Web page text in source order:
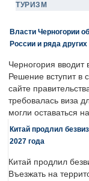
ТУРИЗМ
Власти Черногории
России и ряда
Черногория вводит
Решение вступит в
сайте
требовалась виза
могли оставаться
Китай продлил
2027 года
Китай продлил
Въезжать на